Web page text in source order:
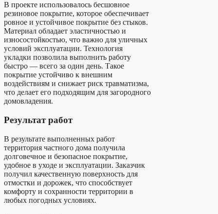
В проекте использовалось бесшовное
резиновое покрытие, которое обеспечивает
ровное и устойчивое покрытие без стыков.
Материал обладает эластичностью и
износостойкостью, что важно для уличных
условий эксплуатации. Технология
укладки позволила выполнить работу
быстро — всего за один день. Такое
покрытие устойчиво к внешним
воздействиям и снижает риск травматизма,
что делает его подходящим для загородного
домовладения.
Результат работ
В результате выполненных работ
территория частного дома получила
долговечное и безопасное покрытие,
удобное в уходе и эксплуатации. Заказчик
получил качественную поверхность для
отмостки и дорожек, что способствует
комфорту и сохранности территории в
любых погодных условиях.